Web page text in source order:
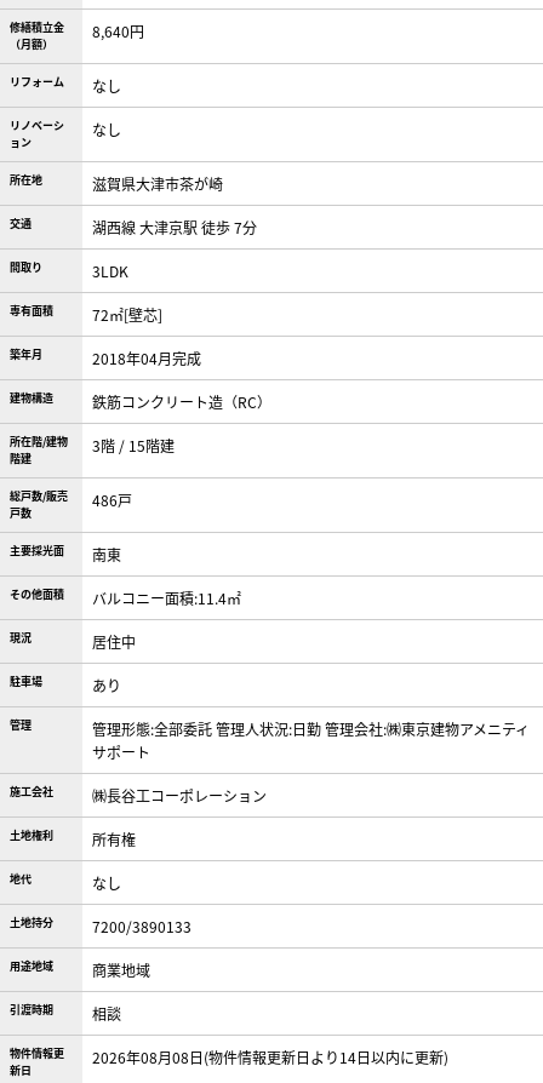
修繕積立金
（月額）
8,640円
リフォーム なし
リノベーシ
ョン
なし
所在地 滋賀県大津市茶が崎
交通 湖西線 大津京駅 徒歩 7分
間取り 3LDK
専有面積 72㎡[壁芯]
築年月 2018年04月完成
建物構造 鉄筋コンクリート造（RC）
所在階/建物
階建
3階 / 15階建
総戸数/販売
戸数
486戸
主要採光面 南東
その他面積 バルコニー面積:11.4㎡
現況 居住中
駐車場 あり
管理
管理形態:全部委託 管理人状況:日勤 管理会社:㈱東京建物アメニティ
サポート
施工会社 ㈱長谷工コーポレーション
土地権利 所有権
地代 なし
土地持分 7200/3890133
用途地域 商業地域
引渡時期 相談
物件情報更
新日
2026年08月08日(物件情報更新日より14日以内に更新)